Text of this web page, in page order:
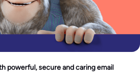
powerful, secure and caring email